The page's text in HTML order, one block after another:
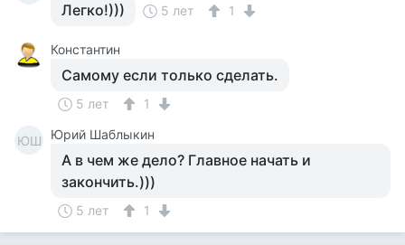
Легко!))) 5 лет 1
Константин
Самому если только сделать.
5 лет 1
ЮШ Юрий Шаблыкин
А в чем же дело? Главное начать и
закончить.)))
5 лет 1